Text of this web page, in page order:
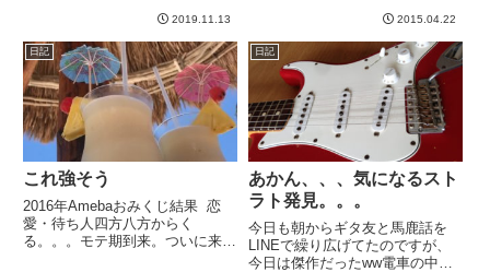
あって、ああ、やっぱいいな、と
まあこう思っていたわけです。た
だ、でかいし重い。フェンダーの
アンプをもし買うなら、もっと
小...
2019.11.13 2015.04.22
日記
これ強そう
2016年Amebaおみくじ結果 恋
愛・待ち人四方八方からく
る。。。モテ期到来。ついに来た
日記
あかん、、、気になるスト
ラト発見。。。
今日も朝からギタ友と馬鹿話を
LINEで繰り広げてたのですが、
今日は傑作だったww電車の中で